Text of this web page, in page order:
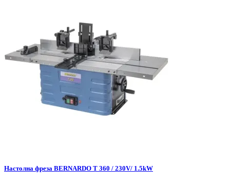
Настолна фреза BERNARDO T 360 / 230V/ 1.5kW